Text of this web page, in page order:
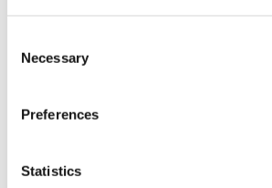
Selection
Necessary
Preferences
Statistics
Ontbijt Sessie